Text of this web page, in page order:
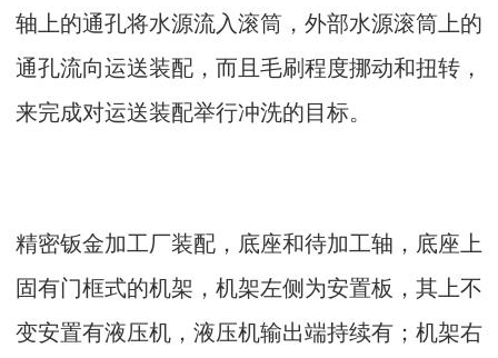
轴上的通孔将水源流入滚筒，外部水源滚筒上的
通孔流向运送装配，而且毛刷程度挪动和扭转，
来完成对运送装配举行冲洗的目标。
精密钣金加工厂装配，底座和待加工轴，底座上
固有门框式的机架，机架左侧为安置板，其上不
变安置有液压机，液压机输出端持续有；机架右